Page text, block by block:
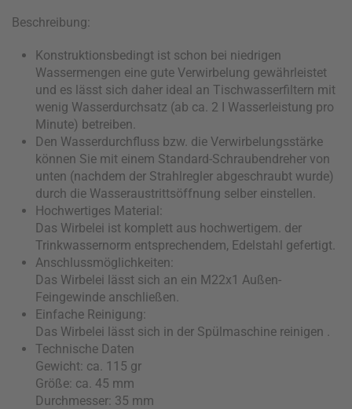
Beschreibung:
Konstruktionsbedingt ist schon bei niedrigen
Wassermengen eine gute Verwirbelung gewährleistet
und es lässt sich daher ideal an Tischwasserfiltern mit
wenig Wasserdurchsatz (ab ca. 2 I Wasserleistung pro
Minute) betreiben.
Den Wasserdurchfluss bzw. die Verwirbelungsstärke
können Sie mit einem Standard-Schraubendreher von
unten (nachdem der Strahlregler abgeschraubt wurde)
durch die Wasseraustrittsöffnung selber einstellen.
Hochwertiges Material:
Das Wirbelei ist komplett aus hochwertigem. der
Trinkwassernorm entsprechendem, Edelstahl gefertigt.
Anschlussmöglichkeiten:
Das Wirbelei lässt sich an ein M22x1 Außen-
Feingewinde anschließen.
Einfache Reinigung:
Das Wirbelei lässt sich in der Spülmaschine reinigen .
Technische Daten
Gewicht: ca. 115 gr
Größe: ca. 45 mm
Durchmesser: 35 mm